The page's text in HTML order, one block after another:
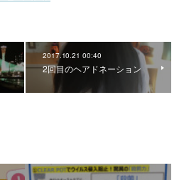
2017.10.21 00:40
2回目のヘアドネーション